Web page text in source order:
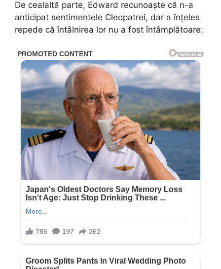
De cealaltă parte, Edward recunoaște că n-a
anticipat sentimentele Cleopatrei, dar a înțeles
repede că întâlnirea lor nu a fost întâmplătoare: